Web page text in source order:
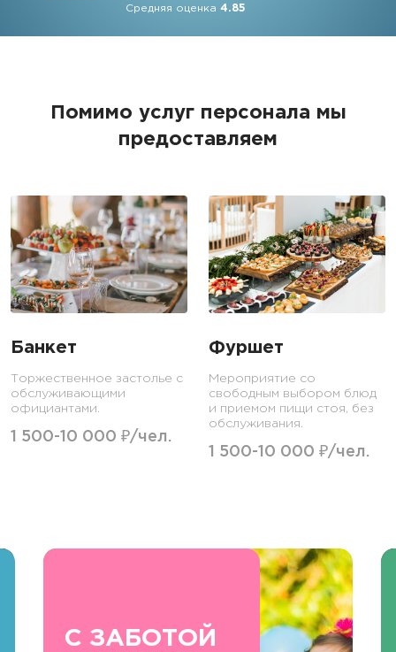
Средняя оценка4.85
Помимо услуг персонала мы
предоставляем
Банкет
Торжественное застолье с
обслуживающими
официантами.
1 500-10 000 ₽/чел.
Фуршет
Мероприятие со
свободным выбором блюд
и приемом пищи стоя, без
обслуживания.
1 500-10 000 ₽/чел.
С ЗАБОТОЙ